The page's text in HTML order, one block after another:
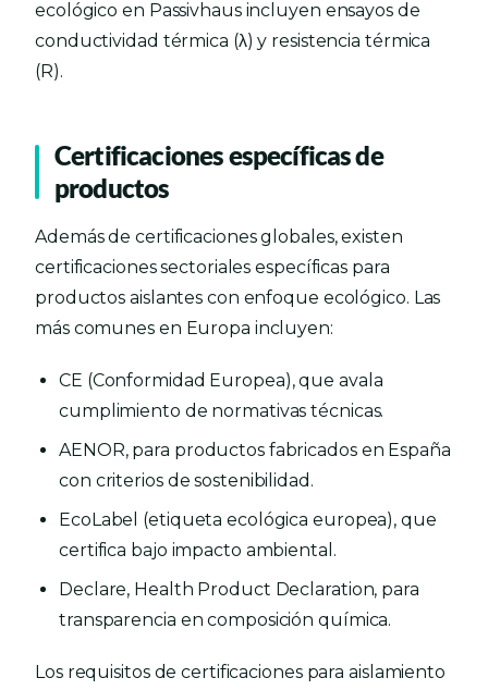
ecológico en Passivhaus incluyen ensayos de
conductividad térmica (λ) y resistencia térmica
(R).
Certificaciones específicas de
productos
Además de certificaciones globales, existen
certificaciones sectoriales específicas para
productos aislantes con enfoque ecológico. Las
más comunes en Europa incluyen:
CE (Conformidad Europea), que avala
cumplimiento de normativas técnicas.
AENOR, para productos fabricados en España
con criterios de sostenibilidad.
EcoLabel (etiqueta ecológica europea), que
certifica bajo impacto ambiental.
Declare, Health Product Declaration, para
transparencia en composición química.
Los requisitos de certificaciones para aislamiento